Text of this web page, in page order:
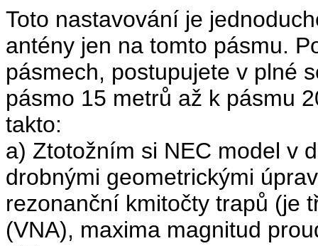
Toto nastavování je
antény jen na tomto pásmu.
pásmech, postupujete v plné
pásmo 15 metrů až k pásmu
takto:
a) Ztotožním si NEC model v
drobnými geometrickými
rezonanční kmitočty trapů (je
(VNA), maxima magnitud